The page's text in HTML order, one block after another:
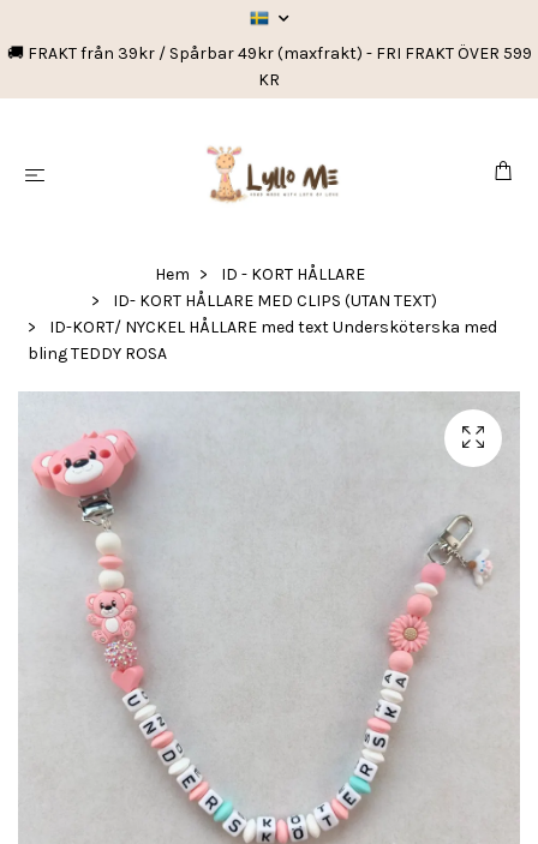
🚚 FRAKT från 39kr / Spårbar 49kr (maxfrakt) - FRI FRAKT ÖVER 599
KR
Hem
ID - KORT HÅLLARE
ID- KORT HÅLLARE MED CLIPS (UTAN TEXT)
ID-KORT/ NYCKEL HÅLLARE med text Undersköterska med
bling TEDDY ROSA